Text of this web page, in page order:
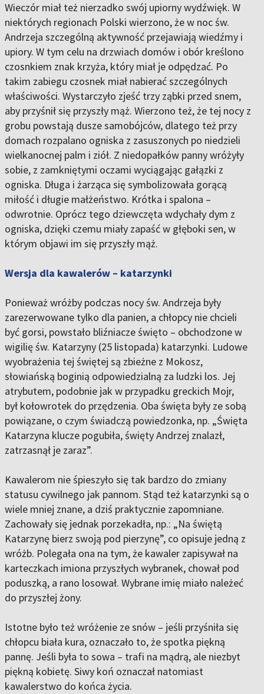
Wieczór miał też nierzadko swój upiorny wydźwięk. W
niektórych regionach Polski wierzono, że w noc św.
Andrzeja szczególną aktywność przejawiają wiedźmy i
upiory. W tym celu na drzwiach domów i obór kreślono
czosnkiem znak krzyża, który miał je odpędzać. Po
takim zabiegu czosnek miał nabierać szczególnych
właściwości. Wystarczyło zjeść trzy ząbki przed snem,
aby przyśnił się przyszły mąż. Wierzono też, że tej nocy z
grobu powstają dusze samobójców, dlatego też przy
domach rozpalano ogniska z zasuszonych po niedzieli
wielkanocnej palm i ziół. Z niedopałków panny wróżyły
sobie, z zamkniętymi oczami wyciągając gałązki z
ogniska. Długa i żarząca się symbolizowała gorącą
miłość i długie małżeństwo. Krótka i spalona –
odwrotnie. Oprócz tego dziewczęta wdychały dym z
ogniska, dzięki czemu miały zapaść w głęboki sen, w
którym objawi im się przyszły mąż.
Wersja dla kawalerów – katarzynki
Ponieważ wróżby podczas nocy św. Andrzeja były
zarezerwowane tylko dla panien, a chłopcy nie chcieli
być gorsi, powstało bliźniacze święto – obchodzone w
wigilię św. Katarzyny (25 listopada) katarzynki. Ludowe
wyobrażenia tej świętej są zbieżne z Mokosz,
słowiańską boginią odpowiedzialną za ludzki los. Jej
atrybutem, podobnie jak w przypadku greckich Mojr,
był kołowrotek do przędzenia. Oba święta były ze sobą
powiązane, o czym świadczą powiedzonka, np. „Święta
Katarzyna klucze pogubiła, święty Andrzej znalazł,
zatrzasnął je zaraz”.
Kawalerom nie śpieszyło się tak bardzo do zmiany
statusu cywilnego jak pannom. Stąd też katarzynki są o
wiele mniej znane, a dziś praktycznie zapomniane.
Zachowały się jednak porzekadła, np.: „Na świętą
Katarzynę bierz swoją pod pierzynę”, co opisuje jedną z
wróżb. Polegała ona na tym, że kawaler zapisywał na
karteczkach imiona przyszłych wybranek, chował pod
poduszką, a rano losował. Wybrane imię miało należeć
do przyszłej żony.
Istotne było też wróżenie ze snów – jeśli przyśniła się
chłopcu biała kura, oznaczało to, że spotka piękną
pannę. Jeśli była to sowa – trafi na mądrą, ale niezbyt
piękną kobietę. Siwy koń oznaczał natomiast
kawalerstwo do końca życia.